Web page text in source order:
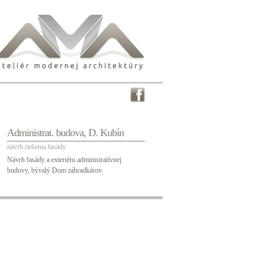
Administrat. budova, D. Kubín
návrh riešenia fasády
Návrh fasády a exteriéru administratívnej
budovy, bývalý Dom záhradkárov.